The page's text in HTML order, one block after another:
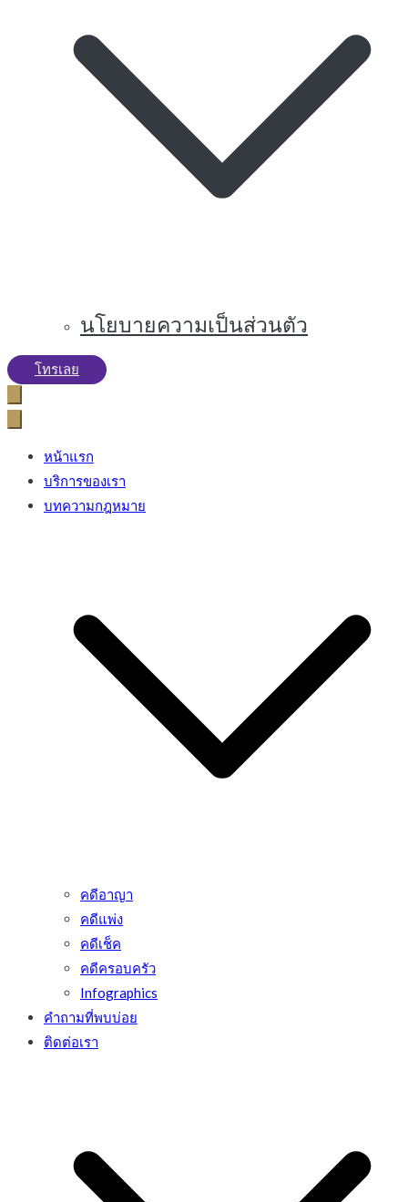
นโยบายความเป็นส่วนตัว
โทรเลย
หน้าแรก
บริการของเรา
บทความกฎหมาย
คดีอาญา
คดีแพ่ง
คดีเช็ค
คดีครอบครัว
Infographics
คำถามที่พบบ่อย
ติดต่อเรา